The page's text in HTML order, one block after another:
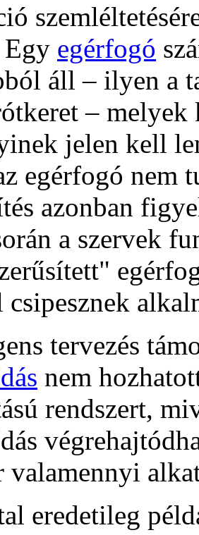
Egy egérfogó
áll – ilyen a
– melyek
jelen kell
egérfogó nem
azonban
a szervek
csipesznek
tervezés
nem
rendszert,
eredetileg